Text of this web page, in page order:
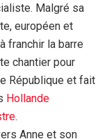
Malgré sa
européen et
franchir la barre
chantier pour
République et fait
Hollande
.
Anne et son